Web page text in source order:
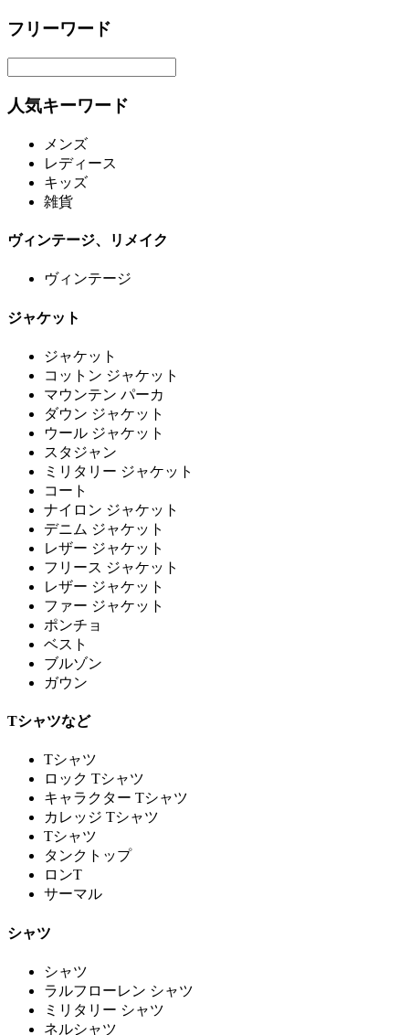
フリーワード
人気キーワード
メンズ
レディース
キッズ
雑貨
ヴィンテージ、リメイク
ヴィンテージ
ジャケット
ジャケット
コットン ジャケット
マウンテン パーカ
ダウン ジャケット
ウール ジャケット
スタジャン
ミリタリー ジャケット
コート
ナイロン ジャケット
デニム ジャケット
レザー ジャケット
フリース ジャケット
レザー ジャケット
ファー ジャケット
ポンチョ
ベスト
ブルゾン
ガウン
Tシャツなど
Tシャツ
ロック Tシャツ
キャラクター Tシャツ
カレッジ Tシャツ
Tシャツ
タンクトップ
ロンT
サーマル
シャツ
シャツ
ラルフローレン シャツ
ミリタリー シャツ
ネルシャツ